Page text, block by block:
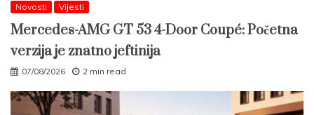
Novosti Vijesti
Mercedes-AMG GT 53 4-Door Coupé: Početna
verzija je znatno jeftinija
07/08/2026 2 min read